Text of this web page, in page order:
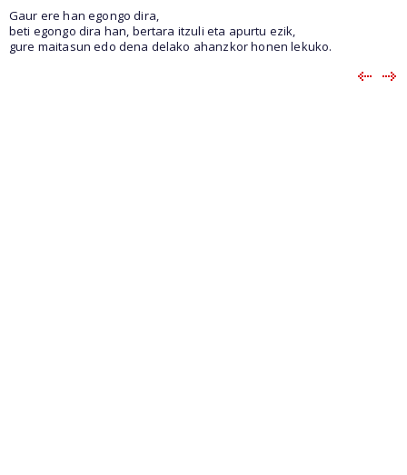
Gaur ere han egongo dira,
beti egongo dira han, bertara itzuli eta apurtu ezik,
gure maitasun edo dena delako ahanzkor honen lekuko.